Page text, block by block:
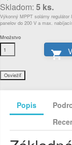
Skladom: 5 ks.
Výkonný MPPT solárny
panelov do 200 V a max.
Množstvo

Popis